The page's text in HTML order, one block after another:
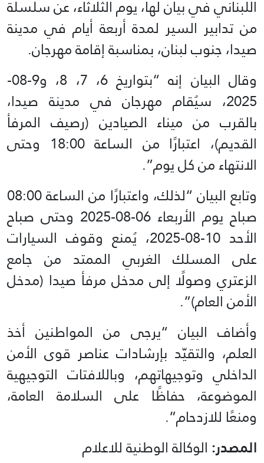
اللبناني في بيان لها، يوم الثلاثاء، عن سلسلة
من تدابير السير لمدة أربعة أيام في مدينة
صيدا، جنوب لبنان، بمناسبة إقامة مهرجان.
وقال البيان إنه “بتواريخ 6، 7، 8، و9-08-
2025، سيُقام مهرجان في مدينة صيدا،
بالقرب من ميناء الصيادين (رصيف المرفأ
القديم)، اعتبارًا من الساعة 18:00 وحتى
الانتهاء من كل يوم”.
وتابع البيان “لذلك، واعتبارًا من الساعة 08:00
صباح يوم الأربعاء 06-08-2025 وحتى صباح
الأحد 10-08-2025، يُمنع وقوف السيارات
على المسلك الغربي الممتد من جامع
الزعتري وصولًا إلى مدخل مرفأ صيدا (مدخل
الأمن العام)”.
وأضاف البيان “يرجى من المواطنين أخذ
العلم، والتقيّد بإرشادات عناصر قوى الأمن
الداخلي وتوجيهاتهم، وباللافتات التوجيهية
الموضوعة، حفاظًا على السلامة العامة،
ومنعًا للازدحام”.
المصدر: الوكالة الوطنية للاعلام